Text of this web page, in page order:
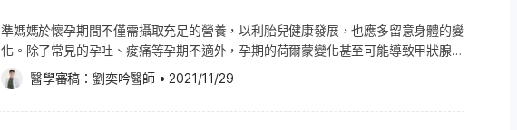
則是有芥藍菜、花椰菜、白菜。（推薦閱讀：懷孕時多休息！7種家事快放下） 葉
酸：除了鐵質與維生素C，葉酸也是幫助胎兒健康成長的關鍵。據衛生福利部研究顯
示，葉酸可以讓寶寶的神經系統活化，若孕婦體內長期缺乏葉酸，會導致自發性流產
或是寶寶出生體重過輕。懷孕女性一天需攝取600微克的葉酸，木瓜、眉豆、黑豆都
很好的來源。 維生素B12：維生素B12有助於維持腦神經系統以及造血功能，懷孕婦
痛，以及清潔抗菌、控油等功能。 薰衣草精油（Lavender essential oil）：在芳香
療法中，薰衣草是用途最廣的精油之一，適用於濕疹與皮膚炎，能加速痊癒之外，還
有助於舒緩情緒及減少孕吐，幫助孕婦放鬆心情。讓你一覺好眠。 羅馬洋甘菊精油
產婦在分娩前的焦慮感。 茉莉精油（Jasmine essential oil）：茉莉精油可幫助孕婦
據衛福部國民健康署統計顯示，妊娠紋與基因、體質有密切關係，但若孕期期間體重
上升過快、胎兒體型較大，也容易造成妊娠紋產生。因此除了預防體重過重之外，多
其實不只是食物攝取，用於準媽媽皮膚的藥品或保養品，也可能會影響到肚裡的寶
準媽媽於懷孕期間不僅需攝取充足的營養，以利胎兒健康發展，也應多留意身體的變
化。除了常見的孕吐、痠痛等孕期不適外，孕期的荷爾蒙變化甚至可能導致甲狀腺亢
進。 究竟妊娠甲狀腺亢進的成因為何？懷孕併發甲狀腺亢進有無危險？《Hello醫
師》請到高雄小港醫院婦產科主治醫師劉奕吟，帶大家來了解懷孕時併發甲狀腺亢進
要怎麼辦？以及對寶寶會有什麼影響。 妊娠甲狀腺亢進原因、症狀 甲狀腺可促進體
醫學審稿： 劉奕吟醫師 • 2021/11/29